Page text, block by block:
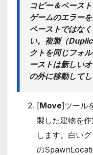
コピー＆ペース
ゲームのエラー
ペーストではなく
い。 複製（
クトを同じフォ
ーストは新しい
の外に移動してし
[Move]ツール
製した建物を
します。白い
の